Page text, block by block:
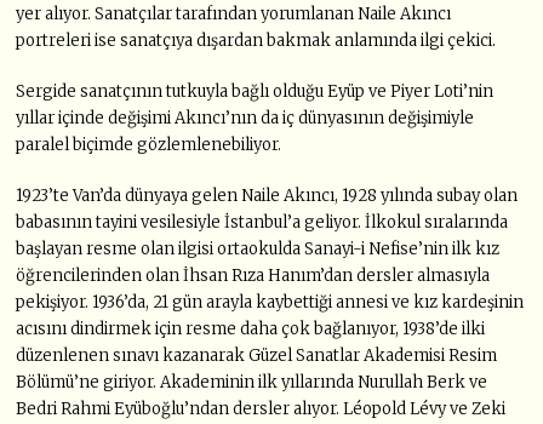
yer alıyor. Sanatçılar tarafından yorumlanan Naile Akıncı
portreleri ise sanatçıya dışardan bakmak anlamında ilgi çekici.
Sergide sanatçının tutkuyla bağlı olduğu Eyüp ve Piyer Loti’nin
yıllar içinde değişimi Akıncı’nın da iç dünyasının değişimiyle
paralel biçimde gözlemlenebiliyor.
1923’te Van’da dünyaya gelen Naile Akıncı, 1928 yılında subay olan
babasının tayini vesilesiyle İstanbul’a geliyor. İlkokul sıralarında
başlayan resme olan ilgisi ortaokulda Sanayi-i Nefise’nin ilk kız
öğrencilerinden olan İhsan Rıza Hanım’dan dersler almasıyla
pekişiyor. 1936’da, 21 gün arayla kaybettiği annesi ve kız kardeşinin
acısını dindirmek için resme daha çok bağlanıyor, 1938’de ilki
düzenlenen sınavı kazanarak Güzel Sanatlar Akademisi Resim
Bölümü’ne giriyor. Akademinin ilk yıllarında Nurullah Berk ve
Bedri Rahmi Eyüboğlu’ndan dersler alıyor. Léopold Lévy ve Zeki